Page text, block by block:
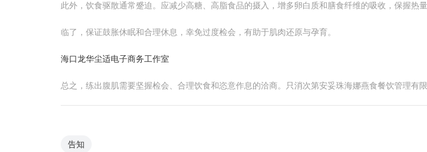
此外，饮食驱散通常蹙迫。应减少高糖、高脂食品的摄入，增多卵白质和膳食纤维的吸收，保握热
临了，保证鼓胀休眠和合理休息，幸免过度检会，有助于肌肉还原与孕育。
海口龙华尘适电子商务工作室
总之，练出腹肌需要坚握检会、合理饮食和恣意作息的洽商。只消次第安妥珠海娜燕食餐饮管理有
告知